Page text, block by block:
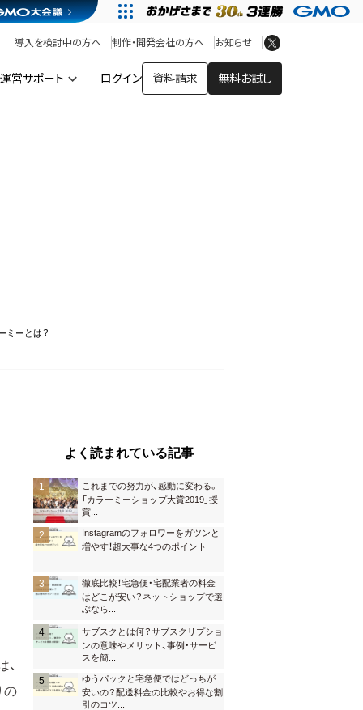
運営サポート ログイン 資料請求 無料お試し
導入を検討中の方へ 制作・開発会社の方へ お知らせ
ヘルプセンター
ミーとは？
の
よく読まれている記事
これまでの努力が、感動に変わる。
「カラーミーショップ大賞2019」授
賞
Instagramのフォロワーをガツンと
増やす！超大事な4つのポイント
徹底比較！宅急便・宅配業者の料金
はどこが安い？ネットショップで選
ぶなら
サブスクとは何？サブスクリプショ
ンの意味やメリット、事例・サービ
スを簡
ゆうパックと宅急便ではどっちが
安いの？配送料金の比較やお得な割
引のコツ